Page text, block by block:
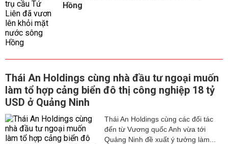
Hồng
Thái An Holdings cùng nhà đầu tư ngoại muốn
làm tổ hợp cảng biển đô thị công nghiệp 18 tỷ
USD ở Quảng Ninh
Thái An Holdings cùng các đối tác
đến từ Vương quốc Anh vừa tới
Quảng Ninh đề xuất ý tưởng làm...